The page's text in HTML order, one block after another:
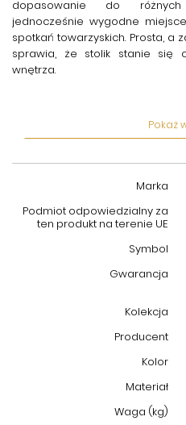
dopasowanie do różnych
jednocześnie wygodne
spotkań towarzyskich. Prosta,
sprawia, że stolik stanie się
wnętrza.
Powierzchnia mebla jest
wyborem do codziennego
Produkt pochodzi od
który słynie z dbałości o
ale także gwarancję
podkreśli charakter Twojego
to
stylu. Jest to idealny wybór
swoim gościom wygodę oraz
dnia dzięki temu wyjątkowemu
Pokaż
Marka
Podmiot odpowiedzialny za
ten produkt na terenie UE
Symbol
Gwarancja
Kolekcja
Producent
Kolor
Materiał
Waga (kg)